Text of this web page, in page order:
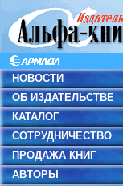
НОВОСТИ
ОБ ИЗДАТЕЛЬСТВЕ
КАТАЛОГ
СОТРУДНИЧЕСТВО
ПРОДАЖА КНИГ
АВТОРЫ